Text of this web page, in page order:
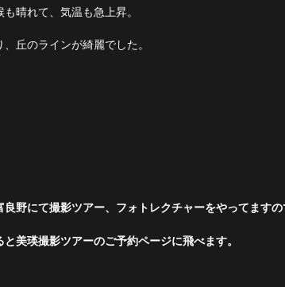
晴れて、気温も急上昇。
丘のラインが綺麗でした。
良野にて撮影ツアー、フォトレクチャーをやってます
美瑛撮影ツアーのご予約ページに飛べます。